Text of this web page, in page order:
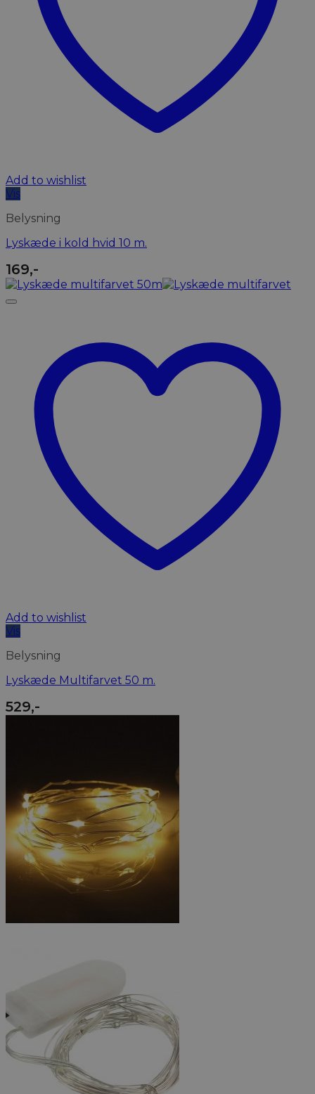
Add to wishlist
Vis
Belysning
Lyskæde i kold hvid 10 m.
169,-
Add to wishlist
Vis
Belysning
Lyskæde Multifarvet 50 m.
529,-